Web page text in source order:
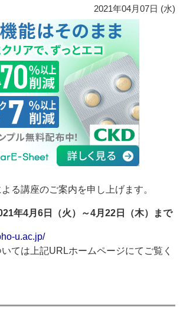
2021年04月07日 (水)
る講座のご案内を申し上げます。
年4月6日（火）～4月22日（木）まで
u.ac.jp/
ては上記URLホームページにてご覧く